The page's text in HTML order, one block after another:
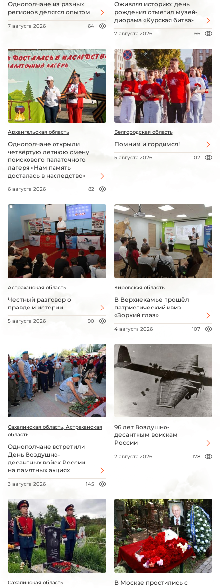
Однополчане из разных
регионов делятся опытом
7 августа 2026 64
Оживляя историю: день
рождения отметил музей-
диорама «Курская битва»
7 августа 2026 66
Архангельская область
Однополчане открыли
четвёртую летнюю смену
поискового палаточного
лагеря «Нам память
досталась в наследство»
6 августа 2026 82
Белгородская область
Помним и гордимся!
5 августа 2026 102
Астраханская область
Честный разговор о
правде и истории
5 августа 2026 90
Кировская область
В Верхнекамье прошёл
патриотический квиз
«Зоркий глаз»
4 августа 2026 107
Сахалинская область, Астраханская
область
Однополчане встретили
День Воздушно-
десантных войск России
на памятных акциях
3 августа 2026 145
96 лет Воздушно-
десантным войскам
России
2 августа 2026 178
Сахалинская область
В Москве простились с